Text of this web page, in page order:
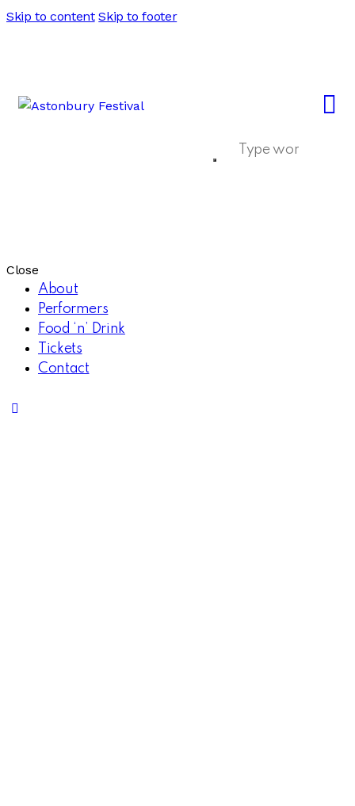
Skip to content Skip to footer
Close
About
Performers
Food ‘n’ Drink
Tickets
Contact